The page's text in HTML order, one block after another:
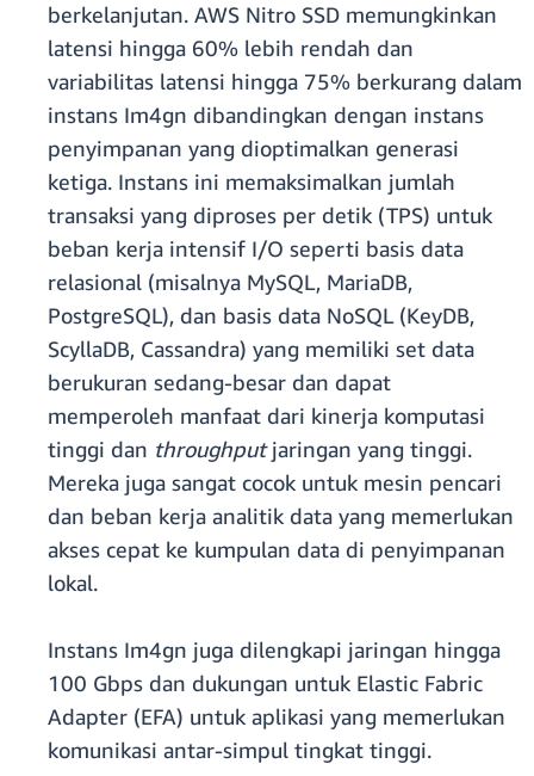
berkelanjutan. AWS Nitro SSD memungkinkan
latensi hingga 60% lebih rendah dan
variabilitas latensi hingga 75% berkurang dalam
instans Im4gn dibandingkan dengan instans
penyimpanan yang dioptimalkan generasi
ketiga. Instans ini memaksimalkan jumlah
transaksi yang diproses per detik (TPS) untuk
beban kerja intensif I/O seperti basis data
relasional (misalnya MySQL, MariaDB,
PostgreSQL), dan basis data NoSQL (KeyDB,
ScyllaDB, Cassandra) yang memiliki set data
berukuran sedang-besar dan dapat
memperoleh manfaat dari kinerja komputasi
tinggi dan throughputjaringan yang tinggi.
Mereka juga sangat cocok untuk mesin pencari
dan beban kerja analitik data yang memerlukan
akses cepat ke kumpulan data di penyimpanan
lokal.
Instans Im4gn juga dilengkapi jaringan hingga
100 Gbps dan dukungan untuk Elastic Fabric
Adapter (EFA) untuk aplikasi yang memerlukan
komunikasi antar-simpul tingkat tinggi.